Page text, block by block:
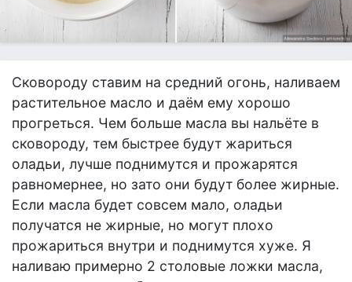
Сковороду ставим на средний огонь, наливаем
растительное масло и даём ему хорошо
прогреться. Чем больше масла вы нальёте в
сковороду, тем быстрее будут жариться
оладьи, лучше поднимутся и прожарятся
равномернее, но зато они будут более жирные.
Если масла будет совсем мало, оладьи
получатся не жирные, но могут плохо
прожариться внутри и поднимутся хуже. Я
наливаю примерно 2 столовые ложки масла,